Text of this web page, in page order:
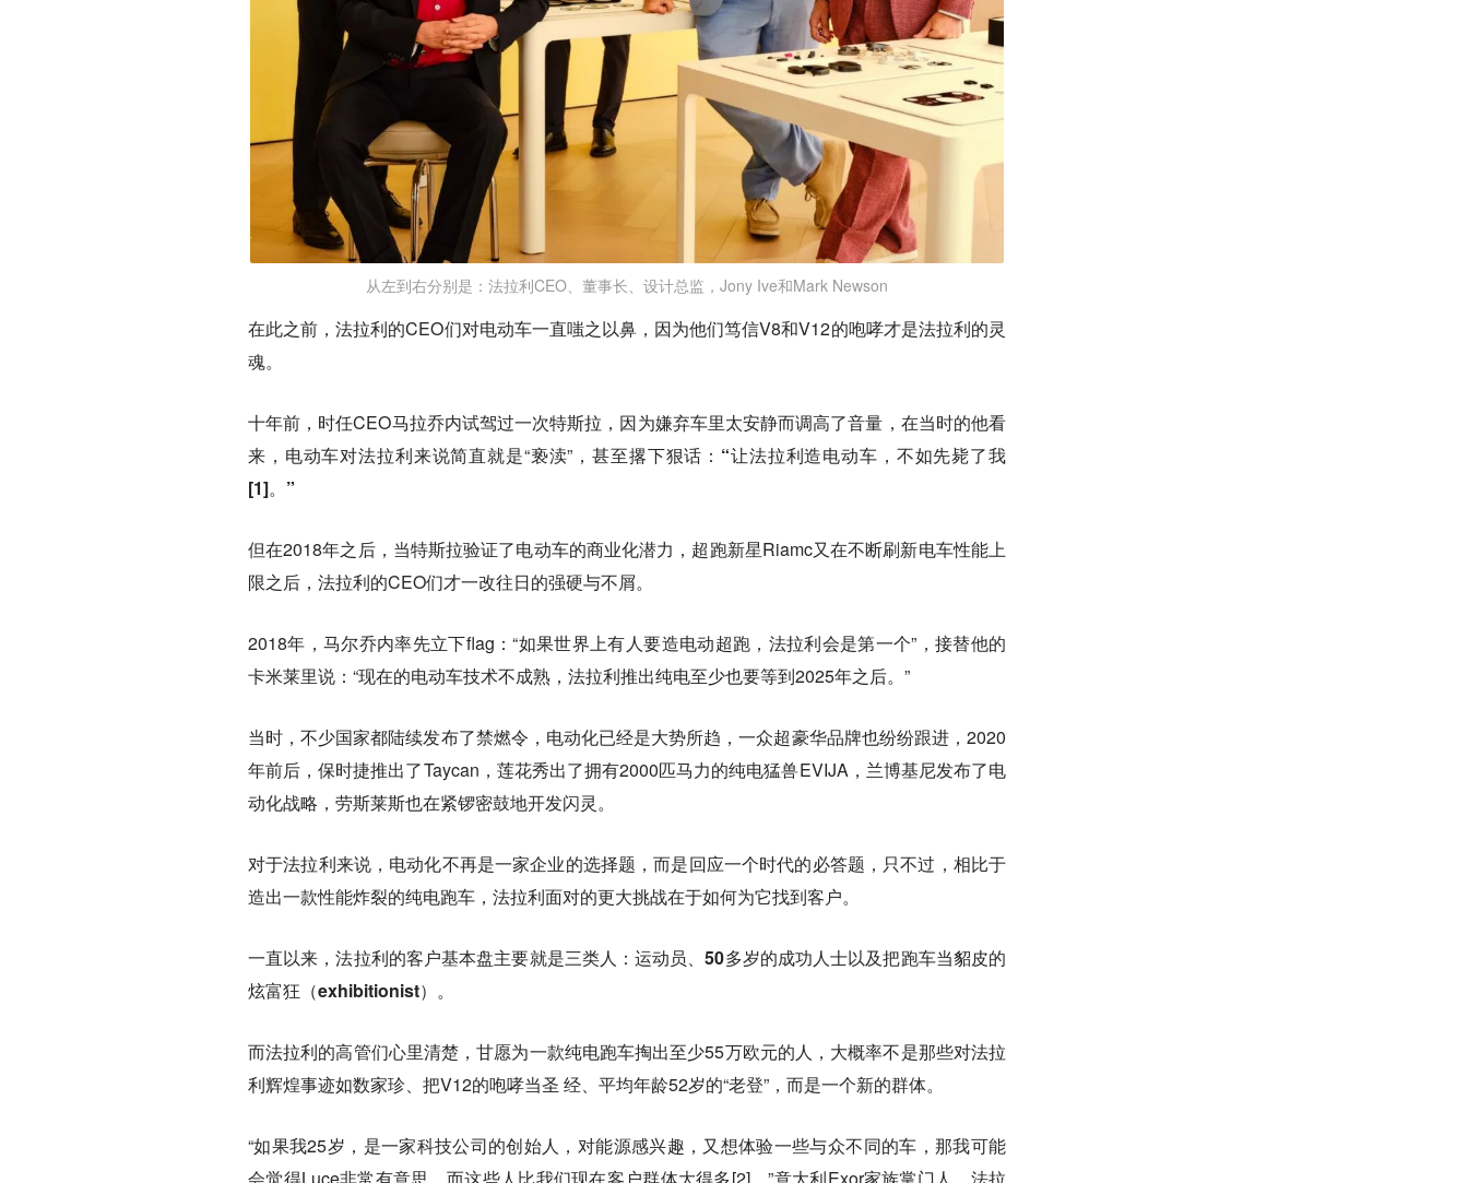
从左到右分别是：法拉利CEO、董事长、设计总监，Jony Ive和Mark Newson
在此之前，法拉利的CEO们对电动车一直嗤之以鼻，因为他们笃信V8和V12的咆哮才是法拉利的灵
魂。
十年前，时任CEO马拉乔内试驾过一次特斯拉，因为嫌弃车里太安静而调高了音量，在当时的他看
来，电动车对法拉利来说简直就是“亵渎”，甚至撂下狠话： “让法拉利造电动车，不如先毙了我
[1]。”
但在2018年之后，当特斯拉验证了电动车的商业化潜力，超跑新星Riamc又在不断刷新电车性能上
限之后，法拉利的CEO们才一改往日的强硬与不屑。
2018年，马尔乔内率先立下flag：“如果世界上有人要造电动超跑，法拉利会是第一个”，接替他的
卡米莱里说：“现在的电动车技术不成熟，法拉利推出纯电至少也要等到2025年之后。”
当时，不少国家都陆续发布了禁燃令，电动化已经是大势所趋，一众超豪华品牌也纷纷跟进，2020
年前后，保时捷推出了Taycan，莲花秀出了拥有2000匹马力的纯电猛兽EVIJA，兰博基尼发布了电
动化战略，劳斯莱斯也在紧锣密鼓地开发闪灵。
对于法拉利来说，电动化不再是一家企业的选择题，而是回应一个时代的必答题，只不过，相比于
造出一款性能炸裂的纯电跑车，法拉利面对的更大挑战在于如何为它找到客户。
一直以来，法拉利的客户基本盘主要就是三类人：运动员、50多岁的成功人士以及把跑车当貂皮的
炫富狂（exhibitionist）。
而法拉利的高管们心里清楚，甘愿为一款纯电跑车掏出至少55万欧元的人，大概率不是那些对法拉
利辉煌事迹如数家珍、把V12的咆哮当圣 经、平均年龄52岁的“老登”，而是一个新的群体。
“如果我25岁，是一家科技公司的创始人，对能源感兴趣，又想体验一些与众不同的车，那我可能
会觉得Luce非常有意思，而这些人比我们现在客户群体大得多[2]。”意大利Exor家族掌门人、法拉